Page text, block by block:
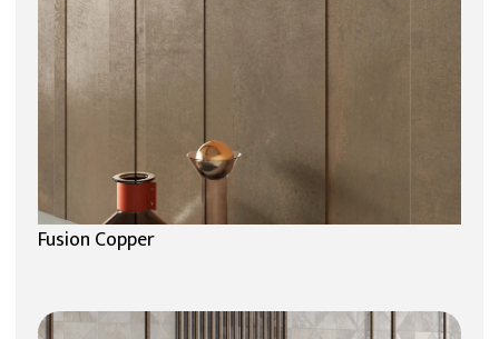
Fusion Copper